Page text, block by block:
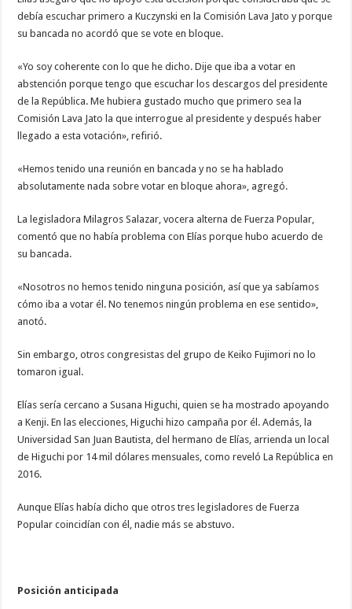
debía escuchar primero a Kuczynski en la Comisión Lava Jato y porque
su bancada no acordó que se vote en bloque.
«Yo soy coherente con lo que he dicho. Dije que iba a votar en
abstención porque tengo que escuchar los descargos del presidente
de la República. Me hubiera gustado mucho que primero sea la
Comisión Lava Jato la que interrogue al presidente y después haber
llegado a esta votación», refirió.
«Hemos tenido una reunión en bancada y no se ha hablado
absolutamente nada sobre votar en bloque ahora», agregó.
La legisladora Milagros Salazar, vocera alterna de Fuerza Popular,
comentó que no había problema con Elías porque hubo acuerdo de
su bancada.
«Nosotros no hemos tenido ninguna posición, así que ya sabíamos
cómo iba a votar él. No tenemos ningún problema en ese sentido»,
anotó.
Sin embargo, otros congresistas del grupo de Keiko Fujimori no lo
tomaron igual.
Elías sería cercano a Susana Higuchi, quien se ha mostrado apoyando
a Kenji. En las elecciones, Higuchi hizo campaña por él. Además, la
Universidad San Juan Bautista, del hermano de Elías, arrienda un local
de Higuchi por 14 mil dólares mensuales, como reveló La República en
2016.
Aunque Elías había dicho que otros tres legisladores de Fuerza
Popular coincidían con él, nadie más se abstuvo.
Posición anticipada